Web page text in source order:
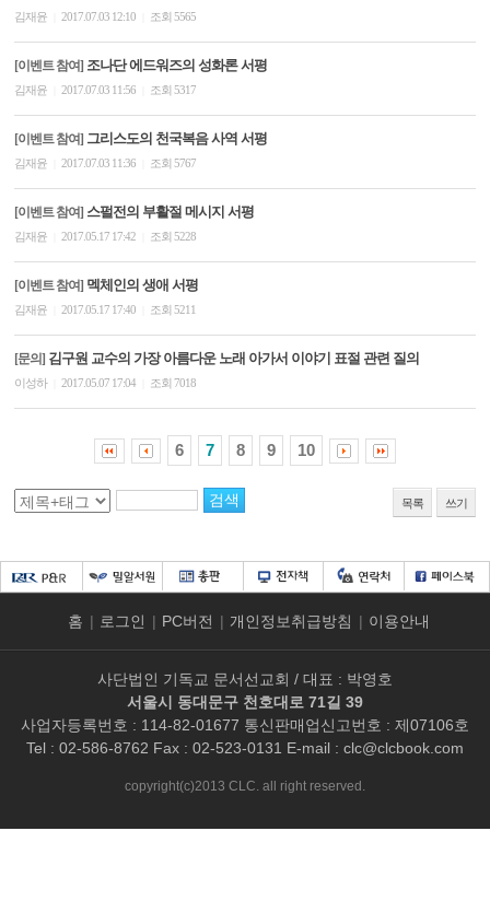
김재윤 2017.07.03 12:10 조회 5565
[이벤트 참여] 조나단 에드워즈의 성화론 서평
김재윤 2017.07.03 11:56 조회 5317
[이벤트 참여] 그리스도의 천국복음 사역 서평
김재윤 2017.07.03 11:36 조회 5767
[이벤트 참여] 스펄전의 부활절 메시지 서평
김재윤 2017.05.17 17:42 조회 5228
[이벤트 참여] 멕체인의 생애 서평
김재윤 2017.05.17 17:40 조회 5211
[문의] 김구원 교수의 가장 아름다운 노래 아가서 이야기 표절 관련 질의
이성하 2017.05.07 17:04 조회 7018
6 7 8 9 10
목록 쓰기
홈 | 로그인 | PC버전 | 개인정보취급방침 | 이용안내
사단법인 기독교 문서선교회 / 대표 : 박영호
서울시 동대문구 천호대로 71길 39
사업자등록번호 : 114-82-01677 통신판매업신고번호 : 제07106호
Tel : 02-586-8762 Fax : 02-523-0131 E-mail : clc@clcbook.com
copyright(c)2013 CLC. all right reserved.